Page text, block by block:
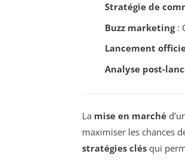
Stratégie de
Buzz marketing:
Lancement
Analyse post-
La mise en marché
maximiser les chances
stratégies clés qui